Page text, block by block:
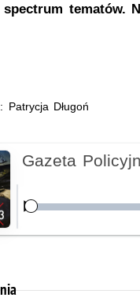
tematów.
Patrycja Długoń
Nagranie audio
Gazeta
OdtwórzZaładowany: